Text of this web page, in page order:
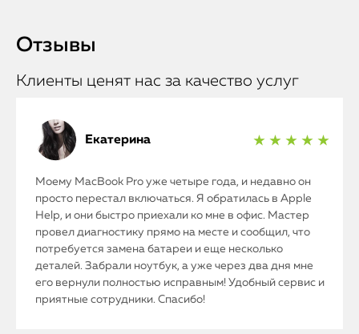
Отзывы
Клиенты ценят нас за качество услуг
Екатерина ★ ★ ★ ★ ★
Моему MacBook Pro уже четыре года, и недавно он
просто перестал включаться. Я обратилась в Apple
Help, и они быстро приехали ко мне в офис. Мастер
провел диагностику прямо на месте и сообщил, что
потребуется замена батареи и еще несколько
деталей. Забрали ноутбук, а уже через два дня мне
его вернули полностью исправным! Удобный сервис и
приятные сотрудники. Спасибо!